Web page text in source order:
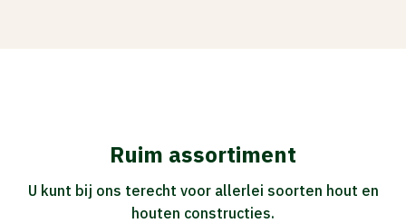
Ruim assortiment
U kunt bij ons terecht voor allerlei soorten hout en
houten constructies.